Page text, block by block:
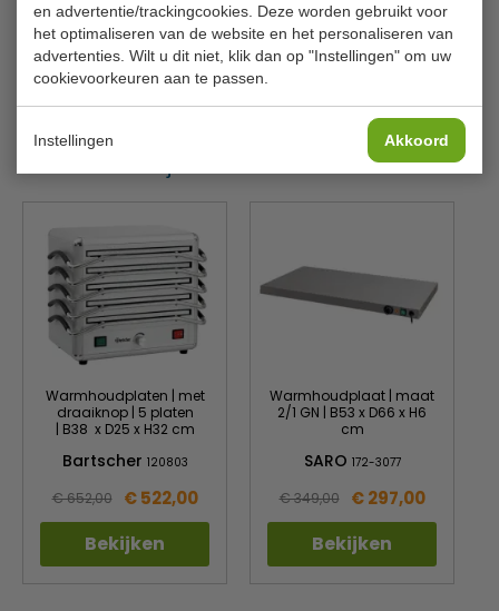
en advertentie/trackingcookies. Deze worden gebruikt voor
het optimaliseren van de website en het personaliseren van
advertenties. Wilt u dit niet, klik dan op "Instellingen" om uw
cookievoorkeuren aan te passen.
Instellingen Akkoord
B x D x H
670 x 550 x 40 mm
Materiaal
Aluminium & glas
Gewicht
6 kilo
Warmhoudplaten | met
draaiknop | 5 platen
| B38 x D25 x H32 cm
Bartscher 120803
€ 652,00 € 522,00
Bekijken
Warmhoudplaat | maat
2/1 GN | B53 x D66 x H6
cm
SARO 172-3077
€ 349,00 € 297,00
Bekijken